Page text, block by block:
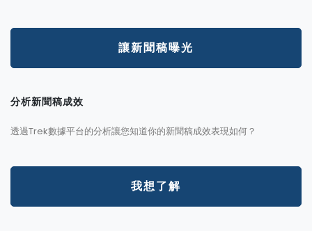
讓新聞稿曝光
分析新聞稿成效
透過Trek數據平台的分析讓您知道你的新聞稿成效表現如何？
我想了解